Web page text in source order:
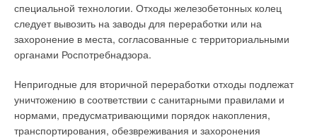
специальной технологии. Отходы железобетонных колец
следует вывозить на заводы для переработки или на
захоронение в места, согласованные с территориальными
органами Роспотребнадзора.
Непригодные для вторичной переработки отходы подлежат
уничтожению в соответствии с санитарными правилами и
нормами, предусматривающими порядок накопления,
транспортирования, обезвреживания и захоронения
Первыми на российском рынке в 2008 г. появились пуш-
фитинги бельгийской компании Henco Industries N.V. под
маркой Vision. В настоящий момент также известны фитинги
такой конструкции от итальянской N.T.M. S.p.A. (Ennetiemme)
и испанской Industrial Blansol S.A. Корпус, а также некоторые
основные элементы пуш-фитингов Henco выполнены из PV-
DF (поливинилденфторид), корпусы фитингов N.T.M. S.p.A. и
Blansol S.A. сделаны из латуни.